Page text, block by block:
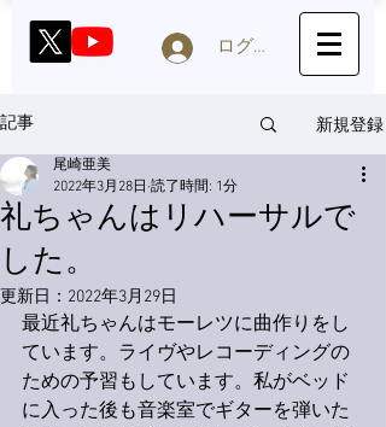
ログイン
記事 新規登録
礼ちゃんはリハーサルで
した。
尾崎亜美
2022年3月28日 読了時間: 1分
更新日： 2022年3月29日
最近礼ちゃんはモーレツに曲作りをし
ています。ライヴやレコーディングの
ための予習もしています。私がベッド
に入った後も音楽室でギターを弾いた